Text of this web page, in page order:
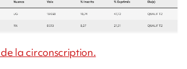
de la circonscription.